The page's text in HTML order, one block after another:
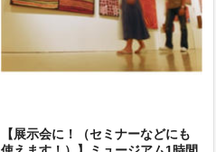
【展示会に！（セミナーなどにも